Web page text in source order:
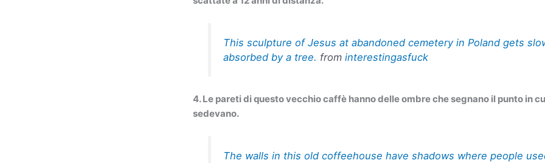
This sculpture of Jesus at abandoned cemetery in Poland gets
absorbed by a tree. from interestingasfuck
4. Le pareti di questo vecchio caffè hanno delle ombre che segnano il punto in
sedevano.
The walls in this old coffeehouse have shadows where people